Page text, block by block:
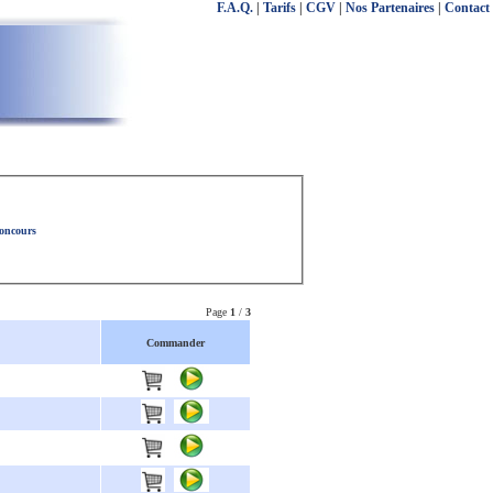
F.A.Q. Tarifs CGV Nos Partenaires Contact
Page 1 / 3
Commander